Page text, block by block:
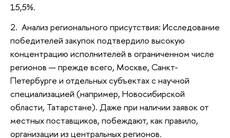
15,5%.
2. Анализ регионального присутствия: Исследование
победителей закупок подтвердило высокую
концентрацию исполнителей в ограниченном числе
регионов — прежде всего, Москве, Санкт-
Петербурге и отдельных субъектах с научной
специализацией (например, Новосибирской
области, Татарстане). Даже при наличии заявок от
местных поставщиков, побеждают, как правило,
организации из центральных регионов.